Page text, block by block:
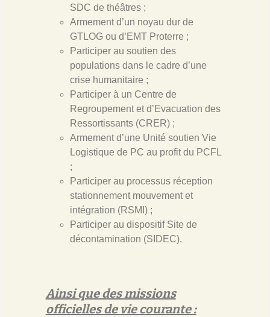
SDC de théâtres ;
Armement d’un noyau dur de
GTLOG ou d’EMT Proterre ;
Participer au soutien des
populations dans le cadre d’une
crise humanitaire ;
Participer à un Centre de
Regroupement et d’Evacuation des
Ressortissants (CRER) ;
Armement d’une Unité soutien Vie
Logistique de PC au profit du PCFL
;
Participer au processus réception
stationnement mouvement et
intégration (RSMI) ;
Participer au dispositif Site de
décontamination (SIDEC).
Ainsi que des missions
officielles de vie courante :